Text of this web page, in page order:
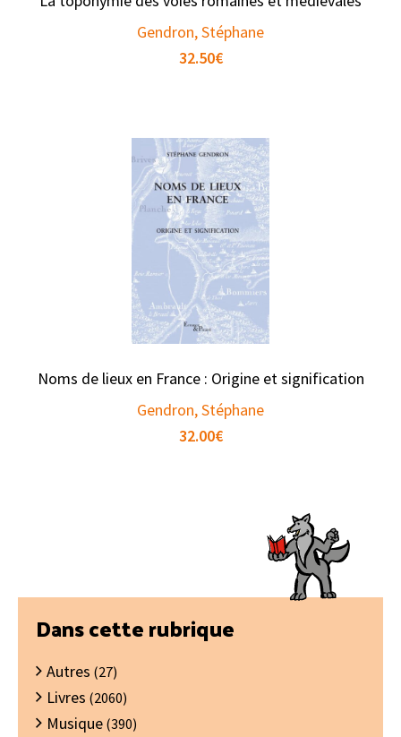
Gendron, Stéphane
32.50€
Noms de lieux en France : Origine et signification
Gendron, Stéphane
32.00€
Barre
latérale
principale
Dans cette rubrique
Autres (27)
Livres (2060)
Musique (390)